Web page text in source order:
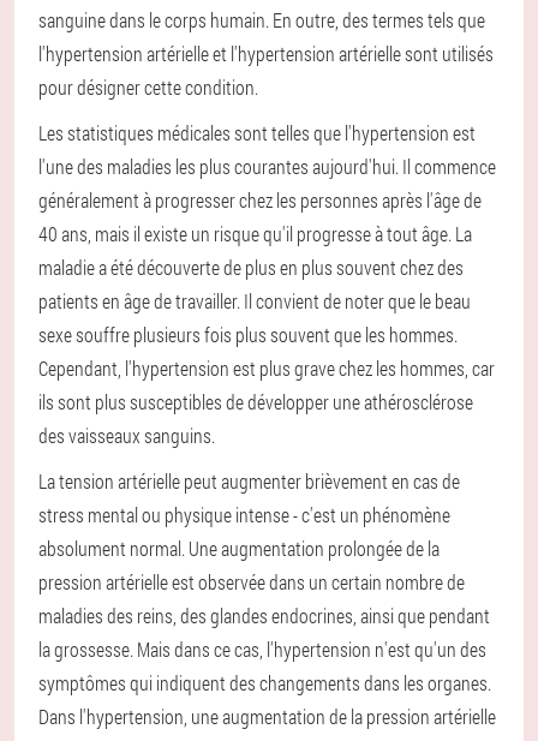
sanguine dans le corps humain. En outre, des termes tels que
l'hypertension artérielle et l'hypertension artérielle sont utilisés
pour désigner cette condition.
Les statistiques médicales sont telles que l'hypertension est
l'une des maladies les plus courantes aujourd'hui. Il commence
généralement à progresser chez les personnes après l'âge de
40 ans, mais il existe un risque qu'il progresse à tout âge. La
maladie a été découverte de plus en plus souvent chez des
patients en âge de travailler. Il convient de noter que le beau
sexe souffre plusieurs fois plus souvent que les hommes.
Cependant, l'hypertension est plus grave chez les hommes, car
ils sont plus susceptibles de développer une athérosclérose
des vaisseaux sanguins.
La tension artérielle peut augmenter brièvement en cas de
stress mental ou physique intense - c'est un phénomène
absolument normal. Une augmentation prolongée de la
pression artérielle est observée dans un certain nombre de
maladies des reins, des glandes endocrines, ainsi que pendant
la grossesse. Mais dans ce cas, l'hypertension n'est qu'un des
symptômes qui indiquent des changements dans les organes.
Dans l'hypertension, une augmentation de la pression artérielle